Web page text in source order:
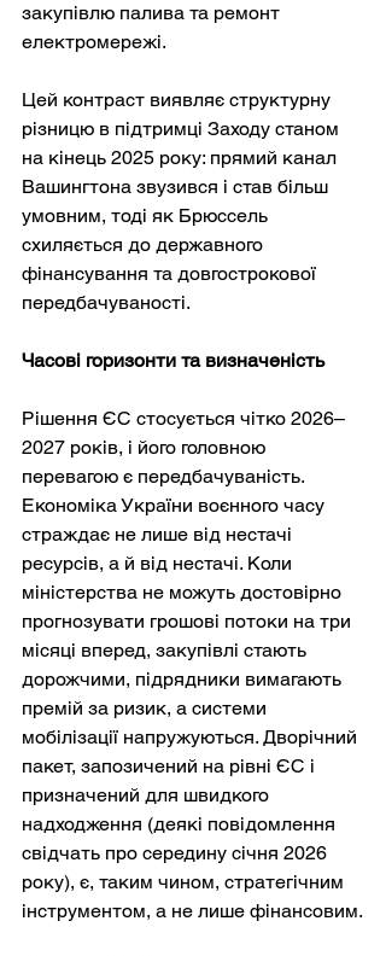
закупівлю палива та ремонт
електромережі.
Цей контраст виявляє структурну
різницю в підтримці Заходу станом
на кінець 2025 року: прямий канал
Вашингтона звузився і став більш
умовним, тоді як Брюссель
схиляється до державного
фінансування та довгострокової
передбачуваності.
Часові горизонти та визначеність
Рішення ЄС стосується чітко 2026–
2027 років, і його головною
перевагою є передбачуваність.
Економіка України воєнного часу
страждає не лише від нестачі
ресурсів, а й від нестачі. Коли
міністерства не можуть достовірно
прогнозувати грошові потоки на три
місяці вперед, закупівлі стають
дорожчими, підрядники вимагають
премій за ризик, а системи
мобілізації напружуються. Дворічний
пакет, запозичений на рівні ЄС і
призначений для швидкого
надходження (деякі повідомлення
свідчать про середину січня 2026
року), є, таким чином, стратегічним
інструментом, а не лише фінансовим.